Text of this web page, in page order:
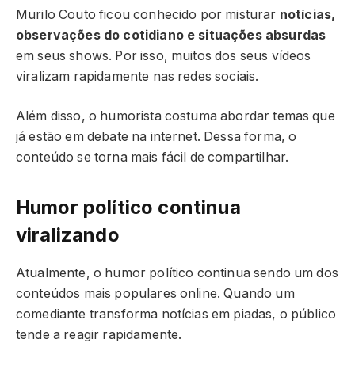
Murilo Couto ficou conhecido por misturar notícias,
observações do cotidiano e situações absurdas
em seus shows. Por isso, muitos dos seus vídeos
viralizam rapidamente nas redes sociais.
Além disso, o humorista costuma abordar temas que
já estão em debate na internet. Dessa forma, o
conteúdo se torna mais fácil de compartilhar.
Humor político continua
viralizando
Atualmente, o humor político continua sendo um dos
conteúdos mais populares online. Quando um
comediante transforma notícias em piadas, o público
tende a reagir rapidamente.